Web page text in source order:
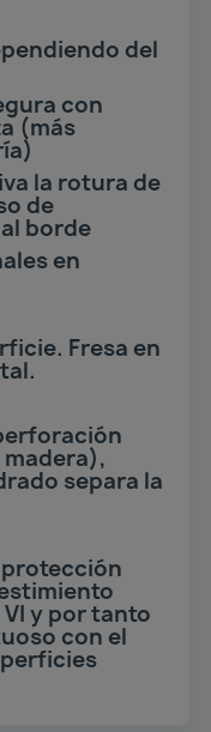
del
con
(más
la rotura de
de
borde
en
Fresa en
separa la
protección
y por tanto
con el